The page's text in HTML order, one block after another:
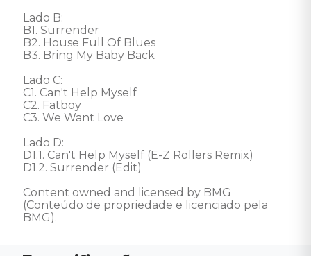
Lado B:
B1. Surrender
B2. House Full Of Blues
B3. Bring My Baby Back
Lado C:
C1. Can't Help Myself
C2. Fatboy
C3. We Want Love
Lado D:
D1.1. Can't Help Myself (E-Z Rollers Remix)
D1.2. Surrender (Edit)
Content owned and licensed by BMG
(Conteúdo de propriedade e licenciado pela
BMG).